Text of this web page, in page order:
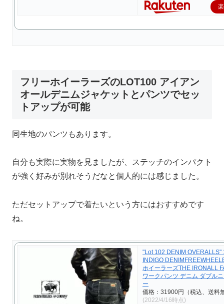
フリーホイーラーズのLOT100 アイアン
オールデニムジャケットとパンツでセッ
トアップが可能
同生地のパンツもあります。
自分も実際に実物を見ましたが、ステッチのインパクト
が強く好みが別れそうだなと個人的には感じました。
ただセットアップで着たいという方にはおすすめです
ね。
"Lot 102 DENIM OVERALLS"
INDIGO
ホイーラーズTHE IRONALL
ワークパンツ デニム ダブル
ー
価格：31900円（税込、送料
(2022/4/16時点)